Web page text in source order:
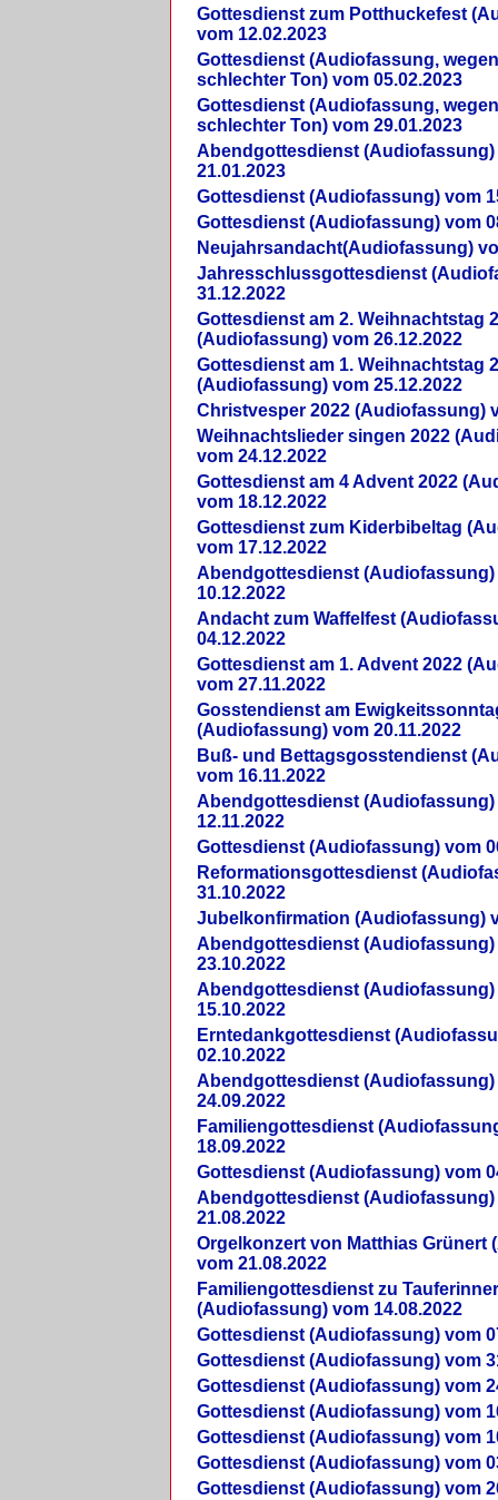
Gottesdienst zum Potthuckefest
vom 12.02.2023
Gottesdienst (Audiofassung,
schlechter Ton) vom 05.02.2023
Gottesdienst (Audiofassung,
schlechter Ton) vom 29.01.2023
Abendgottesdienst (Audiofassung)
21.01.2023
Gottesdienst (Audiofassung) vom
Gottesdienst (Audiofassung) vom
Neujahrsandacht(Audiofassung)
Jahresschlussgottesdienst
31.12.2022
Gottesdienst am 2. Weihnachtstag
(Audiofassung) vom 26.12.2022
Gottesdienst am 1. Weihnachtstag
(Audiofassung) vom 25.12.2022
Christvesper 2022 (Audiofassung)
Weihnachtslieder singen 2022
vom 24.12.2022
Gottesdienst am 4 Advent 2022
vom 18.12.2022
Gottesdienst zum Kiderbibeltag
vom 17.12.2022
Abendgottesdienst (Audiofassung)
10.12.2022
Andacht zum Waffelfest
04.12.2022
Gottesdienst am 1. Advent 2022
vom 27.11.2022
Gosstendienst am
(Audiofassung) vom 20.11.2022
Buß- und Bettagsgosstendienst
vom 16.11.2022
Abendgottesdienst (Audiofassung)
12.11.2022
Gottesdienst (Audiofassung) vom
Reformationsgottesdienst
31.10.2022
Jubelkonfirmation (Audiofassung)
Abendgottesdienst (Audiofassung)
23.10.2022
Abendgottesdienst (Audiofassung)
15.10.2022
Erntedankgottesdienst
02.10.2022
Abendgottesdienst (Audiofassung)
24.09.2022
Familiengottesdienst
18.09.2022
Gottesdienst (Audiofassung) vom
Abendgottesdienst (Audiofassung)
21.08.2022
Orgelkonzert von Matthias Grünert
vom 21.08.2022
Familiengottesdienst zu
(Audiofassung) vom 14.08.2022
Gottesdienst (Audiofassung) vom
Gottesdienst (Audiofassung) vom
Gottesdienst (Audiofassung) vom
Gottesdienst (Audiofassung) vom
Gottesdienst (Audiofassung) vom
Gottesdienst (Audiofassung) vom
Gottesdienst (Audiofassung) vom